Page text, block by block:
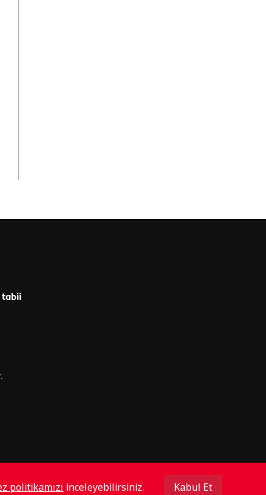
tabii
politikamızı inceleyebilirsiniz. Kabul Et